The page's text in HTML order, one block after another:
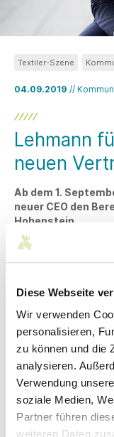
Diese Webseite
Wir verwenden
personalisieren,
zu können und die
analysieren.
Verwendung
soziale Medien,
Partner führen
weiteren Daten
04.09.2019 //
Textiler-Szene
Lehmann
neuen
Ab dem 1.
neuer CEO den
Hohenstein.
Lehmann
Entwicklung neuer
Position als Global
„Ich freue
arbeiten, das
Ansehen
gesamte
Gelegenheit,
kenntnisse
der